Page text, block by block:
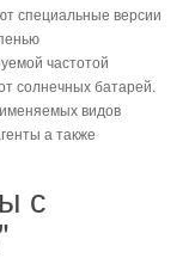
специальные версии
частотой
солнечных батарей.
видов
а также
с